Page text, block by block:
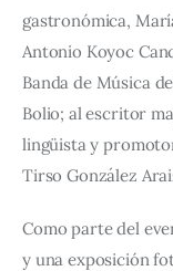
gastronómica,
Antonio Koyoc
Banda de Música
Bolio; al escritor
lingüista y
Tirso González
Como parte del
y una exposición